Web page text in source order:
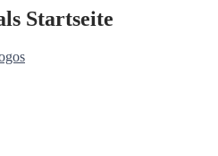
Startseite